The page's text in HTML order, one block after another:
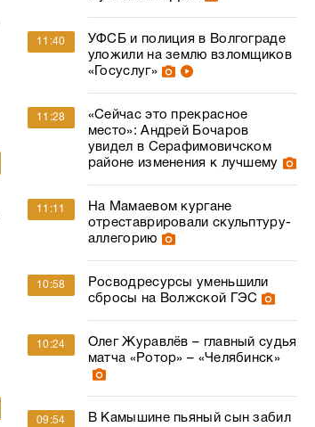
11:40
УФСБ и полиция в Волгограде
уложили на землю взломщиков
«Госуслуг»
11:28
«Сейчас это прекрасное
место»: Андрей Бочаров
увидел в Серафимовичском
районе изменения к лучшему
11:11
На Мамаевом кургане
отреставрировали скульптуру-
аллегорию
10:58
Росводресурсы уменьшили
сбросы на Волжской ГЭС
10:24
Олег Журавлёв – главный судья
матча «Ротор» – «Челябинск»
09:54
В Камышине пьяный сын забил